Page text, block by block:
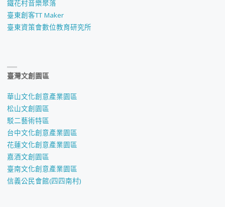
鐵花村音樂聚落
臺東創客TT Maker
臺東資策會數位教育研究所
臺灣文創園區
華山文化創意產業園區
松山文創園區
駁二藝術特區
台中文化創意產業園區
花蓮文化創意產業園區
嘉酒文創園區
臺南文化創意產業園區
信義公民會館(四四南村)